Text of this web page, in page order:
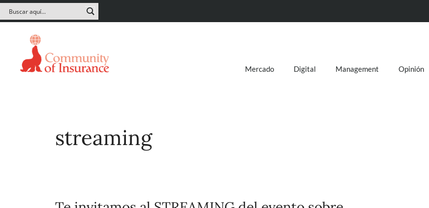
Mercado Digital Management Opinión
streaming